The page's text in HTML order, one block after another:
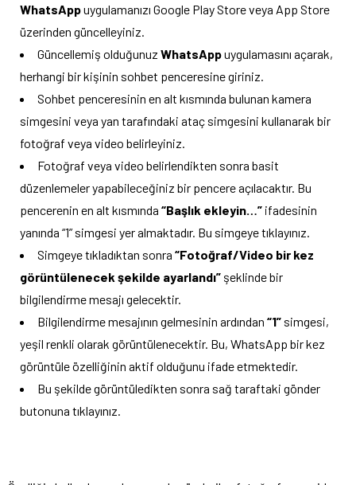
WhatsAppuygulamanızı Google Play Store veya App Store
üzerinden güncelleyiniz.
Güncellemiş olduğunuz WhatsAppuygulamasını açarak,
herhangi bir kişinin sohbet penceresine giriniz.
Sohbet penceresinin en alt kısmında bulunan kamera
simgesini veya yan tarafındaki ataç simgesini kullanarak bir
fotoğraf veya video belirleyiniz.
Fotoğraf veya video belirlendikten sonra basit
düzenlemeler yapabileceğiniz bir pencere açılacaktır. Bu
pencerenin en alt kısmında “Başlık ekleyin…” ifadesinin
yanında “1” simgesi yer almaktadır. Bu simgeye tıklayınız.
Simgeye tıkladıktan sonra “Fotoğraf/Video bir kez
görüntülenecek şekilde ayarlandı” şeklinde bir
bilgilendirme mesajı gelecektir.
Bilgilendirme mesajının gelmesinin ardından “1” simgesi,
yeşil renkli olarak görüntülenecektir. Bu, WhatsApp bir kez
görüntüle özelliğinin aktif olduğunu ifade etmektedir.
Bu şekilde görüntüledikten sonra sağ taraftaki gönder
butonuna tıklayınız.